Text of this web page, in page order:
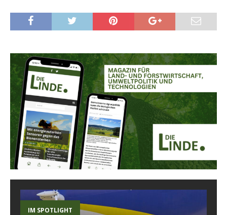
IM SPOTLIGHT